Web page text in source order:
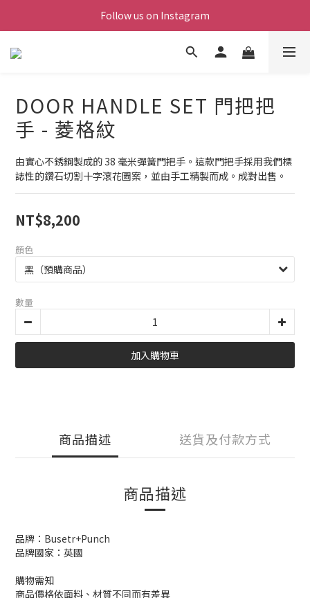
Follow us on Instagram
DOOR HANDLE SET 門把把
手 - 菱格紋
由實心不銹鋼製成的 38 毫米彈簧門把手。這款門把手採用我們標
誌性的鑽石切割十字滾花圖案，並由手工精製而成。成對出售。
NT$8,200
顏色
數量
加入購物車
商品描述 送貨及付款方式
商品描述
品牌：Busetr+Punch
品牌國家：英國
購物需知
商品價格依面料、材質不同而有差異